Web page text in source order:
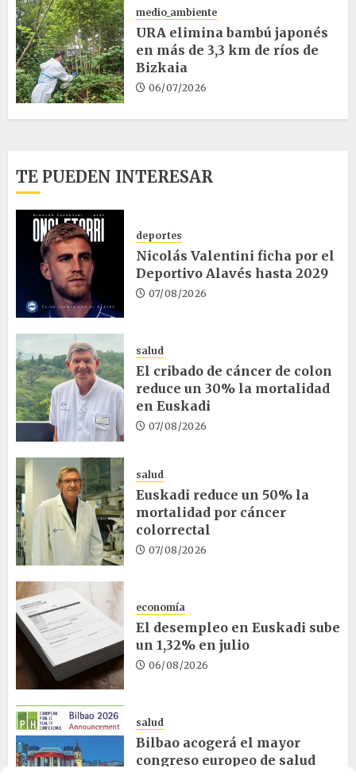
medio_ambiente
URA elimina bambú japonés
en más de 3,3 km de ríos de
Bizkaia
06/07/2026
TE PUEDEN INTERESAR
deportes
Nicolás Valentini ficha por el
Deportivo Alavés hasta 2029
07/08/2026
salud
El cribado de cáncer de colon
reduce un 30% la mortalidad
en Euskadi
07/08/2026
salud
Euskadi reduce un 50% la
mortalidad por cáncer
colorrectal
07/08/2026
economía
El desempleo en Euskadi sube
un 1,32% en julio
06/08/2026
salud
Bilbao acogerá el mayor
congreso europeo de salud